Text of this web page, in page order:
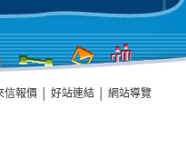
信報價 好站連結
網站導覽